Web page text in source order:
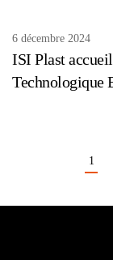
6 décembre 2024
ISI Plast
Technologique
1